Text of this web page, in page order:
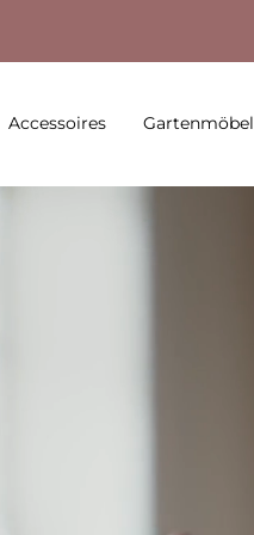
Accessoires Gartenmöbel